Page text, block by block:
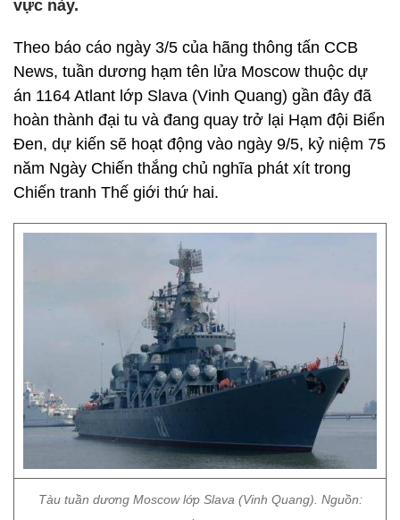
vực này.
Theo báo cáo ngày 3/5 của hãng thông tấn CCB
News, tuần dương hạm tên lửa Moscow thuộc dự
án 1164 Atlant lớp Slava (Vinh Quang) gần đây đã
hoàn thành đại tu và đang quay trở lại Hạm đội Biển
Đen, dự kiến sẽ hoạt động vào ngày 9/5, kỷ niệm 75
năm Ngày Chiến thắng chủ nghĩa phát xít trong
Chiến tranh Thế giới thứ hai.
Tàu tuần dương Moscow lớp Slava (Vinh Quang). Nguồn: